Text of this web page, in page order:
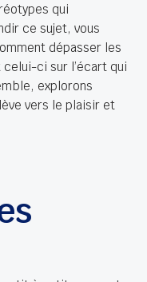
qui
ce sujet, vous
dépasser les
celui-ci sur l’écart qui
explorons
vers le plaisir et